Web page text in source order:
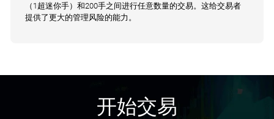
（1超迷你手）和200手之间进行任意数量的交易。这给交易者
提供了更大的管理风险的能力。
开始交易